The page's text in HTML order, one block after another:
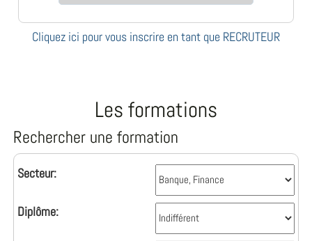
Cliquez ici pour vous inscrire en tant que RECRUTEUR
Les formations
Rechercher une formation
Secteur:
Diplôme: